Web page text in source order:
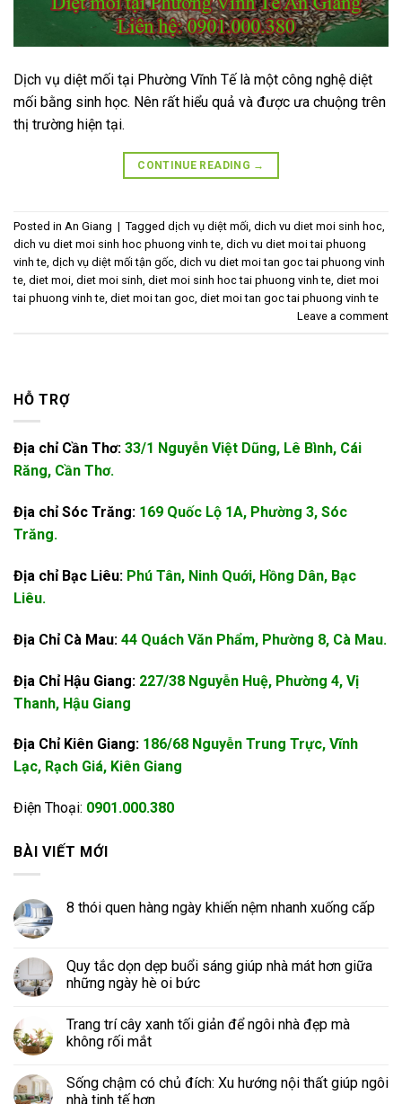
Dịch vụ diệt mối tại Phường Vĩnh Tế là một công nghệ diệt
mối bằng sinh học. Nên rất hiểu quả và được ưa chuộng trên
thị trường hiện tại.
CONTINUE READING →
Posted in An Giang | Tagged dịch vụ diệt mối, dich vu diet moi sinh hoc,
dich vu diet moi sinh hoc phuong vinh te, dich vu diet moi tai phuong
vinh te, dịch vụ diệt mối tận gốc, dich vu diet moi tan goc tai phuong vinh
te, diet moi, diet moi sinh, diet moi sinh hoc tai phuong vinh te, diet moi
tai phuong vinh te, diet moi tan goc, diet moi tan goc tai phuong vinh te
Leave a comment
HỖ TRỢ
Địa chỉ Cần Thơ: 33/1 Nguyễn Việt Dũng, Lê Bình, Cái
Răng, Cần Thơ.
Địa chỉ Sóc Trăng: 169 Quốc Lộ 1A, Phường 3, Sóc
Trăng.
Địa chỉ Bạc Liêu: Phú Tân, Ninh Quới, Hồng Dân, Bạc
Liêu.
Địa Chỉ Cà Mau: 44 Quách Văn Phẩm, Phường 8, Cà Mau.
Địa Chỉ Hậu Giang: 227/38 Nguyễn Huệ, Phường 4, Vị
Thanh, Hậu Giang
Địa Chỉ Kiên Giang: 186/68 Nguyễn Trung Trực, Vĩnh
Lạc, Rạch Giá, Kiên Giang
Điện Thoại: 0901.000.380
BÀI VIẾT MỚI
8 thói quen hàng ngày khiến nệm nhanh xuống cấp
Quy tắc dọn dẹp buổi sáng giúp nhà mát hơn giữa
những ngày hè oi bức
Trang trí cây xanh tối giản để ngôi nhà đẹp mà
không rối mắt
Sống chậm có chủ đích: Xu hướng nội thất giúp ngôi
nhà tinh tế hơn